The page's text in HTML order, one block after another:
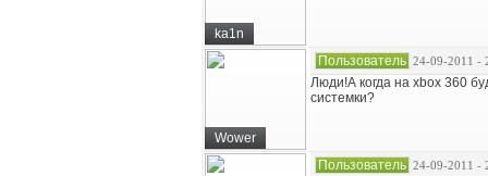
ka1n
Wower
Пользователь 24-09-2011 -
Люди!А когда на xbox 360
системки?
Пользователь 24-09-2011 -